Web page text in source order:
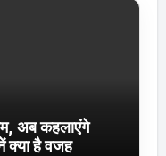
अब कहलाएंगे
है वजह